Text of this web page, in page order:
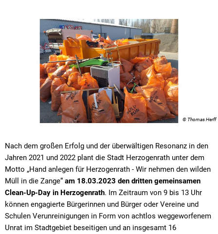
© Thomas Herff
Nach dem großen Erfolg und der überwältigen Resonanz in den
Jahren 2021 und 2022 plant die Stadt Herzogenrath unter dem
Motto „Hand anlegen für Herzogenrath - Wir nehmen den wilden
Müll in die Zange“ am 18.03.2023 den dritten gemeinsamen
Clean-Up-Day in Herzogenrath. Im Zeitraum von 9 bis 13 Uhr
können engagierte Bürgerinnen und Bürger oder Vereine und
Schulen Verunreinigungen in Form von achtlos weggeworfenem
Unrat im Stadtgebiet beseitigen und an insgesamt 16